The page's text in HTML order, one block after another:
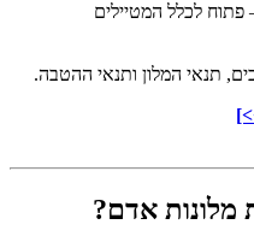
תנאי המלון ותנאי ההטבה.
אדם?